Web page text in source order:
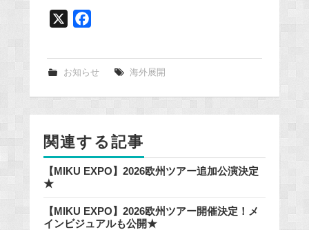
e
k
お知らせ 海外展開
関連する記事
【MIKU EXPO】2026欧州ツアー追加公演決定
★
【MIKU EXPO】2026欧州ツアー開催決定！メ
インビジュアルも公開★